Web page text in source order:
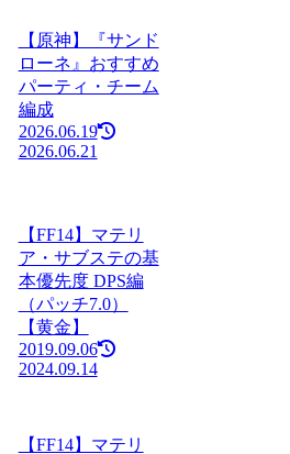
【原神】『サンド
ローネ』おすすめ
パーティ・チーム
編成
2026.06.19
2026.06.21
【FF14】マテリ
ア・サブステの基
本優先度 DPS編
（パッチ7.0）
【黄金】
2019.09.06
2024.09.14
【FF14】マテリ